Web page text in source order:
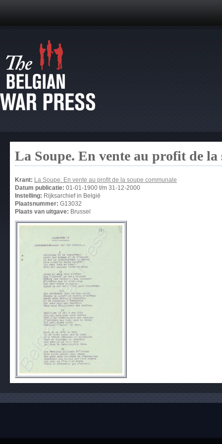
La Soupe. En vente au profit de la
Krant: La Soupe. En vente au profit de la soupe communale
Datum publicatie: 01-01-1900 t/m 31-12-2000
Instelling: Rijksarchief in België
Plaatsnummer: G13032
Plaats van uitgave: Brussel